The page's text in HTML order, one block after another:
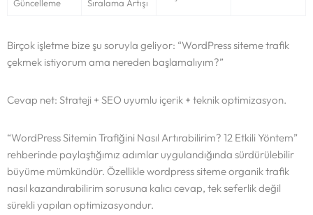
Güncelleme Sıralama Artışı
Birçok işletme bize şu soruyla geliyor: “WordPress siteme trafik
çekmek istiyorum ama nereden başlamalıyım?”
Cevap net: Strateji + SEO uyumlu içerik + teknik optimizasyon.
“WordPress Sitemin Trafiğini Nasıl Artırabilirim? 12 Etkili Yöntem”
rehberinde paylaştığımız adımlar uygulandığında sürdürülebilir
büyüme mümkündür. Özellikle wordpress siteme organik trafik
nasıl kazandırabilirim sorusuna kalıcı cevap, tek seferlik değil
sürekli yapılan optimizasyondur.